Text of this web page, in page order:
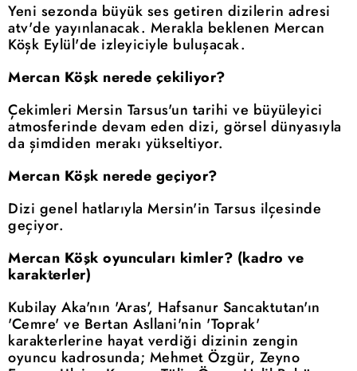
Yeni sezonda büyük ses getiren dizilerin adresi
atv'de yayınlanacak. Merakla beklenen Mercan
Köşk Eylül'de izleyiciyle buluşacak.
Mercan Köşk nerede çekiliyor?
Çekimleri Mersin Tarsus'un tarihi ve büyüleyici
atmosferinde devam eden dizi, görsel dünyasıyla
da şimdiden merakı yükseltiyor.
Mercan Köşk nerede geçiyor?
Dizi genel hatlarıyla Mersin'in Tarsus ilçesinde
geçiyor.
Mercan Köşk oyuncuları kimler? (kadro ve
karakterler)
Kubilay Aka'nın 'Aras', Hafsanur Sancaktutan'ın
'Cemre' ve Bertan Asllani'nin 'Toprak'
karakterlerine hayat verdiği dizinin zengin
oyuncu kadrosunda; Mehmet Özgür, Zeyno